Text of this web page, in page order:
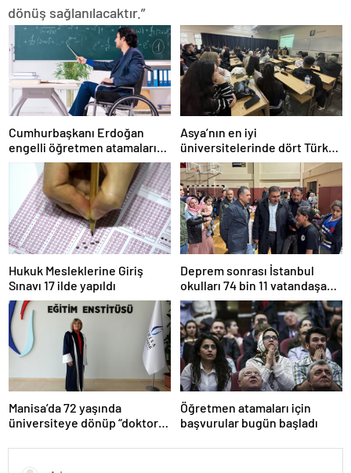
dönüş sağlanılacaktır.”
Cumhurbaşkanı Erdoğan
engelli öğretmen atamaları
için tarih verdi
Asya’nın en iyi
üniversitelerinde dört Türk
okulu ilk 100’de
Hukuk Mesleklerine Giriş
Sınavı 17 ilde yapıldı
Deprem sonrası İstanbul
okulları 74 bin 11 vatandaşa
kapısını açtı
Manisa’da 72 yaşında
üniversiteye dönüp “doktor”
Öğretmen atamaları için
başvurular bugün başladı